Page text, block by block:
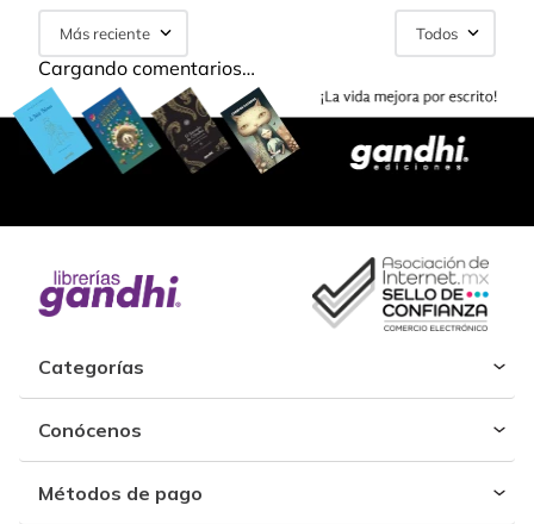
Más reciente Todos
Cargando comentarios…
Categorías
Conócenos
Métodos de pago